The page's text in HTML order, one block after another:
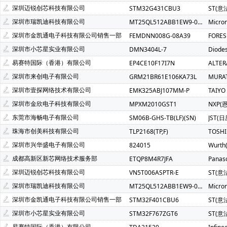
Atmel(爱特梅尔)(1) Avago(安华高)(1)
BELLING(上海贝
C&K Components(1)
Everest-semi(顺芯)(1)
ESMT(晶
INTEL(英特尔)(1)
IXYS(艾赛斯)(1)
Lattice(莱迪斯)(1)
PULSE ELECTRONICS(1)
Rubycon(红宝石)(1)
U-BLOX(
SOC(赛元微)(1)
Createk Micro(达晶微)(1)
TONTEK(台
Anlogic(安路科技)(1)
HEXIN(禾芯微)(1)
Chipanalog(川
SHOU HAN(首韩)(1)
RYCHiP(蕊源)(1) Unilc(紫光国芯
深圳迈锐创芯科技有限公司 STM32G431CBU3
ST(意
深圳市瑞凯迪科技有限公司
MT25QL512ABB1EW9-0SIT
深圳市金凯通电子科技有限公司销售一部
FEMDNN008G-08A39
深圳市小芯星实业有限公司
DMN3404L-7
易赛特国际（香港）有限公司
EP4CE10F17I7N
深圳市来创电子有限公司
GRM21BR61E106KA73L
深圳市壹探网络技术有限公司
EMK325ABJ107MM-P
深圳市金欣电子科技有限公司
MPXM2010GST1
NXP(
东莞市海畅电子有限公司
SM06B-GHS-TB(LF)(SN)
JST(
珠海市创美科技有限公司
TLP2168(TP,F)
深圳市兴华盛电子有限公司
824015
成都高新区新芯网络技术服务部
ETQP8M4R7JFA
深圳迈锐创芯科技有限公司
VN5T006ASPTR-E
ST(意
深圳市瑞凯迪科技有限公司
MT25QL512ABB1EW9-0SIT
深圳市金凯通电子科技有限公司销售一部
STM32F401CBU6
ST(意
深圳市小芯星实业有限公司
STM32F767ZGT6
ST(意